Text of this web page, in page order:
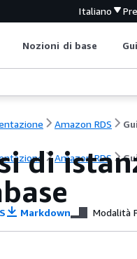
Italiano
Nozioni di base
Amazon RDS
Amazon RDS
di
Markdown Modalità